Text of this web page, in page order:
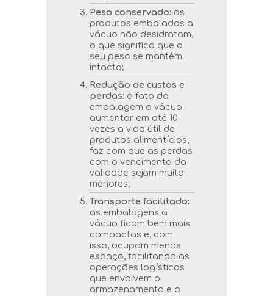
Peso conservado: os
produtos embalados a
vácuo não desidratam,
o que significa que o
seu peso se mantém
intacto;
Redução de custos e
perdas: o fato da
embalagem a vácuo
aumentar em até 10
vezes a vida útil de
produtos alimentícios,
faz com que as perdas
com o vencimento da
validade sejam muito
menores;
Transporte facilitado:
as embalagens a
vácuo ficam bem mais
compactas e, com
isso, ocupam menos
espaço, facilitando as
operações logísticas
que envolvem o
armazenamento e o